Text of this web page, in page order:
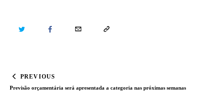
Navegação de Post
PREVIOUS
Previsão orçamentária será apresentada a categoria nas próximas semanas